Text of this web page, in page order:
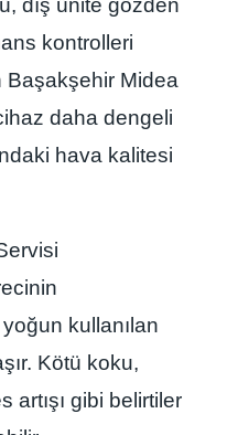
dış ünite gözden
kontrolleri
Başakşehir Midea
daha dengeli
hava kalitesi
kullanılan
Kötü koku,
artışı gibi belirtiler